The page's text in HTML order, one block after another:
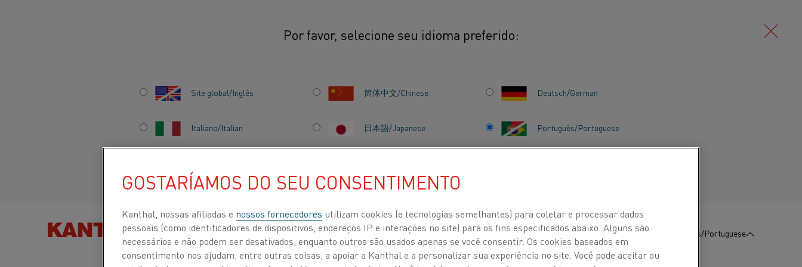
Por favor, selecione seu idioma preferido:
Site global/Inglês 简体中文/Chinese Deutsch/German
Italiano/Italian 日本語/Japanese Português/Portuguese
ENCONTRE PRODUTOS POR SOBRE NÓS CENTRO DE CONHECIMENTO : Contate-Nos Português/Portuguese
Notícias Laboratório de química analítica da Kanthal recebe certificação ISO 17025
LABORATÓRIO DE QUÍMICA
ANALÍTICA DA KANTHAL
RECEBE CERTIFICAÇÃO
ISO 17025
GOSTARÍAMOS DO SEU CONSENTIMENTO
Kanthal, nossas afiliadas e nossos fornecedores utilizam cookies (e tecnologias semelhantes) para coletar e processar dados
pessoais (como identificadores de dispositivos, endereços IP e interações no site) para os fins especificados abaixo. Alguns são
necessários e não podem ser desativados, enquanto outros são usados apenas se você consentir. Os cookies baseados em
consentimento nos ajudam, entre outras coisas, a apoiar a Kanthal e a personalizar sua experiência no site. Você pode aceitar ou